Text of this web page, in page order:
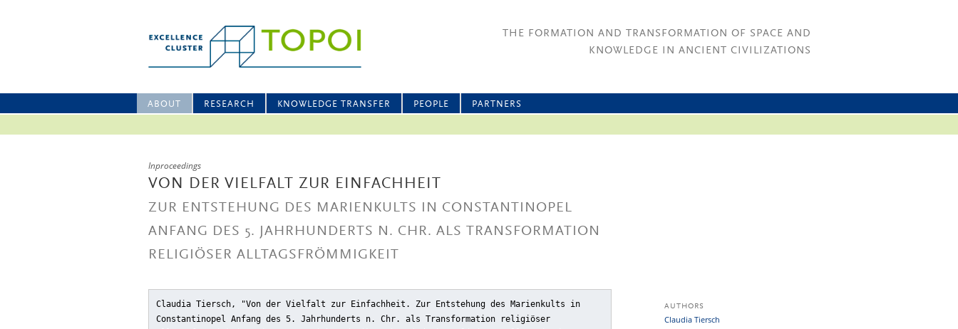
THE FORMATION AND TRANSFORMATION OF SPACE AND
KNOWLEDGE IN ANCIENT CIVILIZATIONS
ABOUT RESEARCH KNOWLEDGE TRANSFER PEOPLE PARTNERS
Inproceedings
VON DER VIELFALT ZUR EINFACHHEIT
ZUR ENTSTEHUNG DES MARIENKULTS IN CONSTANTINOPEL
ANFANG DES 5. JAHRHUNDERTS N. CHR. ALS TRANSFORMATION
RELIGIÖSER ALLTAGSFRÖMMIGKEIT
Claudia Tiersch, "Von der Vielfalt zur Einfachheit. Zur Entstehung des Marienkults in
Constantinopel Anfang des 5. Jahrhunderts n. Chr. als Transformation religiöser
AUTHORS
Claudia Tiersch